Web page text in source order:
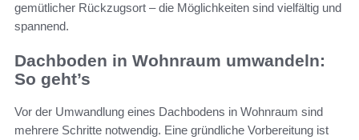
gemütlicher Rückzugsort – die Möglichkeiten sind vielfältig und
spannend.
Dachboden in Wohnraum umwandeln:
So geht’s
Vor der Umwandlung eines Dachbodens in Wohnraum sind
mehrere Schritte notwendig. Eine gründliche Vorbereitung ist